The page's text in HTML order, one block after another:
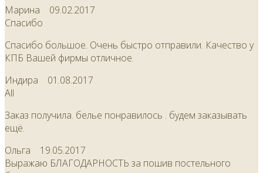
Марина 09.02.2017
Спасибо
Спасибо большое. Очень быстро отправили. Качество у
КПБ Вашей фирмы отличное.
Индира 01.08.2017
All
Заказ получила. белье понравилось . будем заказывать
ещё.
Ольга 19.05.2017
Выражаю БЛАГОДАРНОСТЬ за пошив постельного